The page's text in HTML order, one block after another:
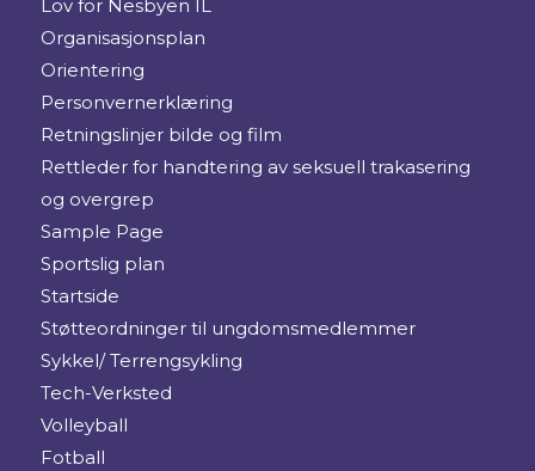
Lov for Nesbyen IL
Organisasjonsplan
Orientering
Personvernerklæring
Retningslinjer bilde og film
Rettleder for handtering av seksuell trakasering
og overgrep
Sample Page
Sportslig plan
Startside
Støtteordninger til ungdomsmedlemmer
Sykkel/ Terrengsykling
Tech-Verksted
Volleyball
Fotball